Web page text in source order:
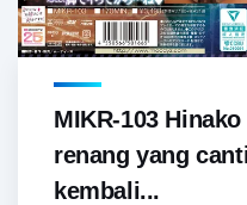
MIKR-103
renang yang
kembali...